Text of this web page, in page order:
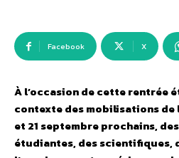
Facebook X
À l’occasion de cette rentrée
contexte des mobilisations
et 21 septembre prochains,
étudiantes, des scientifiques,